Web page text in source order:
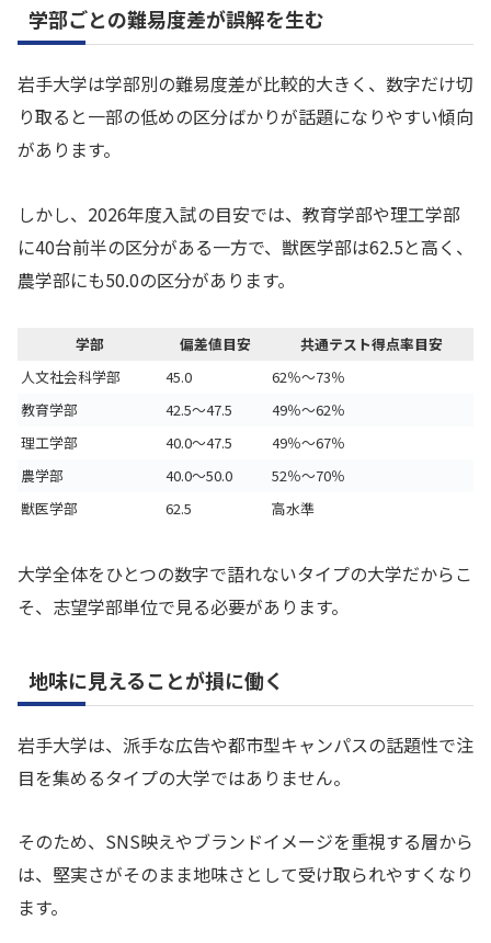
学部ごとの難易度差が誤解を生む
岩手大学は学部別の難易度差が比較的大きく、数字だけ切
り取ると一部の低めの区分ばかりが話題になりやすい傾向
があります。
しかし、2026年度入試の目安では、教育学部や理工学部
に40台前半の区分がある一方で、獣医学部は62.5と高く、
農学部にも50.0の区分があります。
学部 偏差値目安
共通テスト得点率目安
人文社会科学部
45.0
62％〜73％
教育学部
42.5〜47.5
49％〜62％
理工学部
40.0〜47.5
49％〜67％
農学部
40.0〜50.0
52％〜70％
獣医学部
62.5 高水準
大学全体をひとつの数字で語れないタイプの大学だからこ
そ、志望学部単位で見る必要があります。
地味に見えることが損に働く
岩手大学は、派手な広告や都市型キャンパスの話題性で注
目を集めるタイプの大学ではありません。
そのため、SNS映えやブランドイメージを重視する層から
は、堅実さがそのまま地味さとして受け取られやすくなり
ます。